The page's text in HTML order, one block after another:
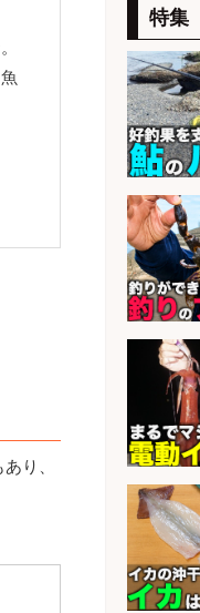
り、
精肉
市」
お魚
間選
鹿児
会社名
和食,
長候
上げ
店
会社名
人材
向
ース
特集